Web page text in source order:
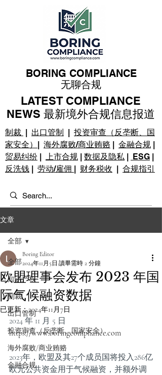
制裁 | 出口管制 | 投资审查（反垄断、国
家安全） | 海外腐败/商业贿赂 | 金融合规 |
贸易纠纷 | 上市合规 | 数据及隐私 | ESG |
反洗钱 | 劳动/雇佣 | 财务税收 | 合规指引
BORING COMPLIANCE
无聊合规
LATEST COMPLIANCE
NEWS 最新境外合规信息报道
文章
全部
知识产权
制裁
出口管制
投资审查（反垄断、国家安全）
海外腐败/商业贿赂
金融合规
全部
欧盟理事会发布 2023 年国
际气候融资数据
Boring Editor
2024年11月5日 讀畢需時 2 分鐘
已更新：2024年11月7日
2024 年 11 月 5 日
https://www.boringcompliance.com
2023年，欧盟及其27个成员国将投入286亿
欧元公共资金用于气候融资，并额外调